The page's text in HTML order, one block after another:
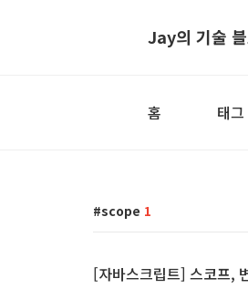
Jay의 기술
홈 태그
scope 1
[자바스크립트] 스코프,